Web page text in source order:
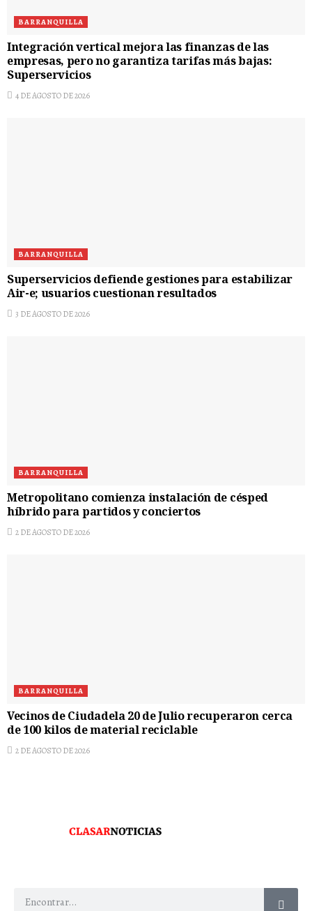
BARRANQUILLA
Integración vertical mejora las finanzas de las
empresas, pero no garantiza tarifas más bajas:
Superservicios
4 DE AGOSTO DE 2026
BARRANQUILLA
Superservicios defiende gestiones para estabilizar
Air-e; usuarios cuestionan resultados
3 DE AGOSTO DE 2026
BARRANQUILLA
Metropolitano comienza instalación de césped
híbrido para partidos y conciertos
2 DE AGOSTO DE 2026
BARRANQUILLA
Vecinos de Ciudadela 20 de Julio recuperaron cerca
de 100 kilos de material reciclable
2 DE AGOSTO DE 2026